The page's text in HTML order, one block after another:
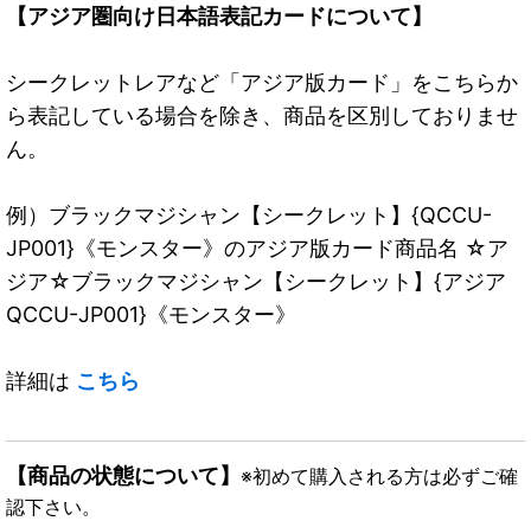
【アジア圏向け日本語表記カードについて】
シークレットレアなど「アジア版カード」をこちらか
ら表記している場合を除き、商品を区別しておりませ
ん。
例）ブラックマジシャン【シークレット】{QCCU-
JP001}《モンスター》のアジア版カード商品名 ☆ア
ジア☆ブラックマジシャン【シークレット】{アジア
QCCU-JP001}《モンスター》
詳細は こちら
【商品の状態について】 ※初めて購入される方は必ずご確
認下さい。